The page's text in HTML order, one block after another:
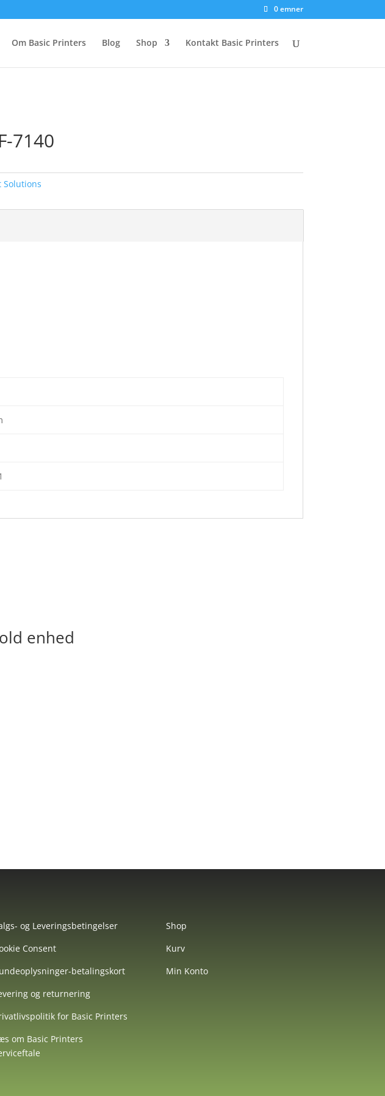
0 emner
Om Basic Printers Blog Shop Kontakt Basic Printers
7140
Solutions
enhed
og Leveringsbetingelser
Consent
betalingskort
og returnering
for Basic Printers
om Basic Printers
Shop
Kurv
Min Konto